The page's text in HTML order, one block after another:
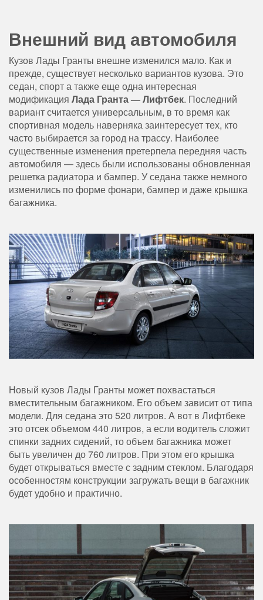
Внешний вид автомобиля
Кузов Лады Гранты внешне изменился мало. Как и
прежде, существует несколько вариантов кузова. Это
седан, спорт а также еще одна интересная
модификация Лада Гранта — Лифтбек. Последний
вариант считается универсальным, в то время как
спортивная модель наверняка заинтересует тех, кто
часто выбирается за город на трассу. Наиболее
существенные изменения претерпела передняя часть
автомобиля — здесь были использованы обновленная
решетка радиатора и бампер. У седана также немного
изменились по форме фонари, бампер и даже крышка
багажника.
Новый кузов Лады Гранты может похвастаться
вместительным багажником. Его объем зависит от типа
модели. Для седана это 520 литров. А вот в Лифтбеке
это отсек объемом 440 литров, а если водитель сложит
спинки задних сидений, то объем багажника может
быть увеличен до 760 литров. При этом его крышка
будет открываться вместе с задним стеклом. Благодаря
особенностям конструкции загружать вещи в багажник
будет удобно и практично.